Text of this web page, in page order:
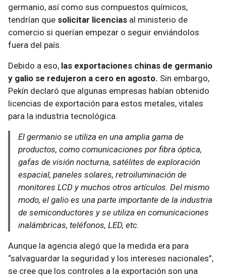
germanio, así como sus compuestos químicos,
tendrían que solicitar licencias al ministerio de
comercio si querían empezar o seguir enviándolos
fuera del país.
Debido a eso, las exportaciones chinas de germanio
y galio se redujeron a cero en agosto. Sin embargo,
Pekín declaró que algunas empresas habían obtenido
licencias de exportación para estos metales, vitales
para la industria tecnológica.
El germanio se utiliza en una amplia gama de
productos, como comunicaciones por fibra óptica,
gafas de visión nocturna, satélites de exploración
espacial, paneles solares, retroiluminación de
monitores LCD y muchos otros artículos. Del mismo
modo, el galio es una parte importante de la industria
de semiconductores y se utiliza en comunicaciones
inalámbricas, teléfonos, LED, etc.
Aunque la agencia alegó que la medida era para
“salvaguardar la seguridad y los intereses nacionales”,
se cree que los controles a la exportación son una